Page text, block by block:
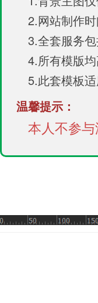
2.网站制作
3.全套服务
4.所有模版
5.此套模板
温馨提示：
本人不参